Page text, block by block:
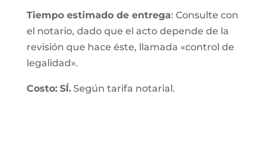
Tiempo estimado de entrega: Consulte con
el notario, dado que el acto depende de la
revisión que hace éste, llamada «control de
legalidad».
Costo: SÍ.Según tarifa notarial.